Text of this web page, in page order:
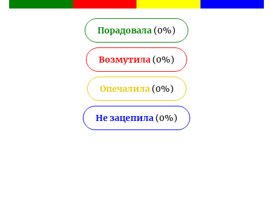
Порадовала (0%)
Возмутила (0%)
Опечалила(0%)
Не зацепила (0%)